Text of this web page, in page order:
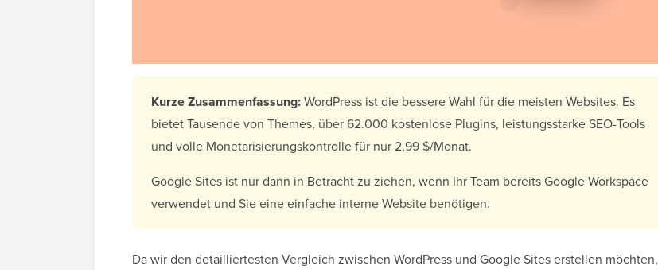
Kurze Zusammenfassung:WordPress ist die bessere Wahl für die meisten Websites. Es
bietet Tausende von Themes, über 62.000 kostenlose Plugins, leistungsstarke SEO-Tools
und volle Monetarisierungskontrolle für nur 2,99 $/Monat.
Google Sites ist nur dann in Betracht zu ziehen, wenn Ihr Team bereits Google Workspace
verwendet und Sie eine einfache interne Website benötigen.
Da wir den detailliertesten Vergleich zwischen WordPress und Google Sites erstellen möchten,